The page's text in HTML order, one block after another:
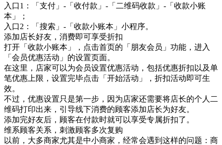
入口1：「支付」-「收付款」-「二维码收款」-「收款小账
本」；
入口2：「搜索」-「收款小账本」小程序。
添加店长好友，消费即可享受折扣
打开「收款小账本」，点击首页的「朋友会员」功能，进入
「会员优惠活动」的设置页面。
在这里，店家可以为会员设置优惠活动，包括优惠折扣以及单
笔优惠上限，设置完毕点击「开始活动」，折扣活动即可生
效。
不过，优惠设置只是第一步，因为店家还需要将店长的个人二
维码打印出来，引导线下消费的顾客添加店长为好友。
添加完好友后，顾客在付款时就可以享受专属折扣了。
维系顾客关系，刺激顾客多次复购
以前，大多商家尤其是中小商家，经常会遇到这样的问题：商